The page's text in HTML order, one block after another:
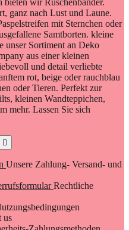
wir Rüschenbänder.
ganz nach Lust und Laune.
mit Sternchen oder
Samtborten. kleine
unser Sortiment an Deko
aus einer kleinen
und detail verliebte
rot, beige oder rauchblau
oder Tieren. Perfekt zur
kleinen Wandteppichen,
mehr. Lassen Sie sich

Unsere Zahlung- Versand- und
Rechtliche
us